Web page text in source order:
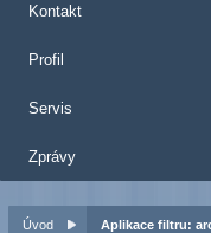
Kontakt
Profil
Servis
Zprávy
Úvod Aplikace filtru: